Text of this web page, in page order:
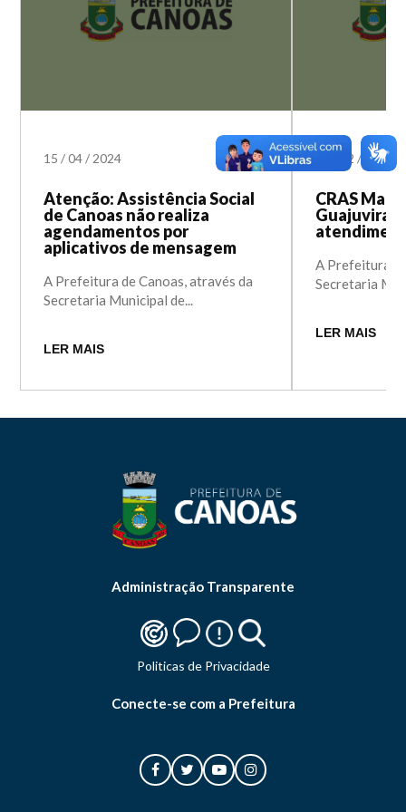
15 /04 /2024
Atenção: Assistência Social
de Canoas não realiza
agendamentos por
aplicativos de mensagem
A Prefeitura de Canoas, através da
Secretaria Municipal de...
LER MAIS
12 / 2023
CRAS
Guajuviras
A Prefeitura
Secretaria
LER MAIS
Administração Transparente
Politicas de Privacidade
Conecte-se com a Prefeitura